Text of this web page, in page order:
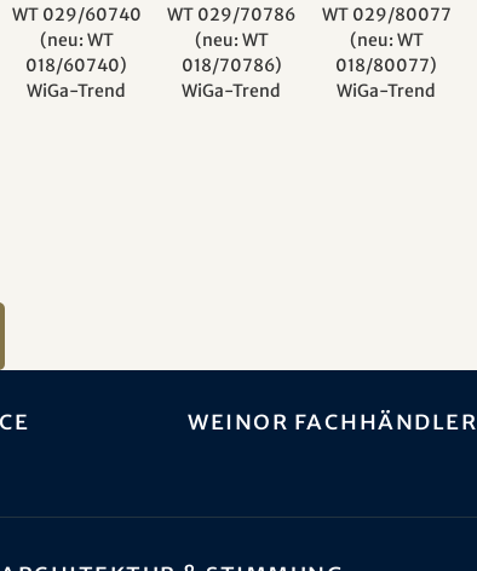
WT 029/60740
(neu: WT
018/60740)
WiGa-Trend
WT 029/70786
(neu: WT
018/70786)
WiGa-Trend
WT 029/80077
(neu: WT
018/80077)
WiGa-Trend
weinor Fachhändler